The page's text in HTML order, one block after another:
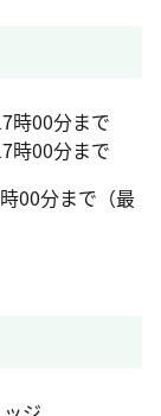
時00分まで
時00分まで
00分まで（最